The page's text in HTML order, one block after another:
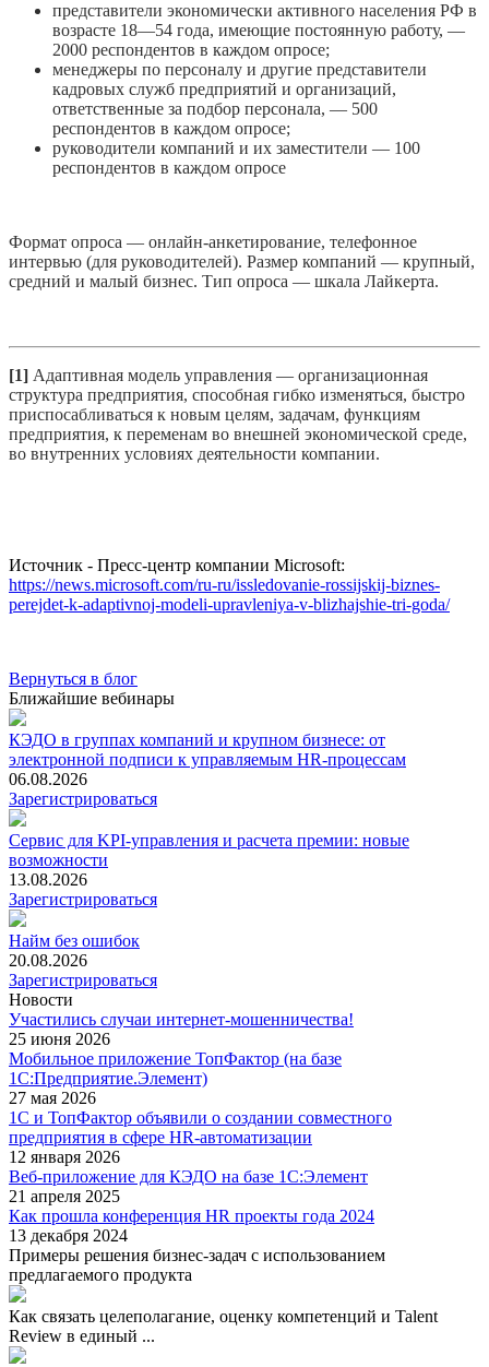
представители экономически активного населения РФ в
возрасте 18—54 года, имеющие постоянную работу, —
2000 респондентов в каждом опросе;
менеджеры по персоналу и другие представители
кадровых служб предприятий и организаций,
ответственные за подбор персонала, — 500
респондентов в каждом опросе;
руководители компаний и их заместители — 100
респондентов в каждом опросе
Формат опроса — онлайн-анкетирование, телефонное
интервью (для руководителей). Размер компаний — крупный,
средний и малый бизнес. Тип опроса — шкала Лайкерта.
[1] Адаптивная модель управления — организационная
структура предприятия, способная гибко изменяться, быстро
приспосабливаться к новым целям, задачам, функциям
предприятия, к переменам во внешней экономической среде,
во внутренних условиях деятельности компании.
Источник - Пресс-центр компании Microsoft:
https://news.microsoft.com/ru-ru/issledovanie-rossijskij-biznes-
perejdet-k-adaptivnoj-modeli-upravleniya-v-blizhajshie-tri-goda/
Вернуться в блог
Ближайшие вебинары
КЭДО в группах компаний и крупном бизнесе: от
электронной подписи к управляемым HR-процессам
06.08.2026
Зарегистрироваться
Сервис для KPI-управления и расчета премии: новые
возможности
13.08.2026
Зарегистрироваться
Найм без ошибок
20.08.2026
Зарегистрироваться
Новости
Участились случаи интернет-мошенничества!
25 июня 2026
Мобильное приложение ТопФактор (на базе
1С:Предприятие.Элемент)
27 мая 2026
1С и ТопФактор объявили о создании совместного
предприятия в сфере HR-автоматизации
12 января 2026
Веб-приложение для КЭДО на базе 1С:Элемент
21 апреля 2025
Как прошла конференция HR проекты года 2024
13 декабря 2024
Примеры решения бизнес-задач с использованием
предлагаемого продукта
Как связать целеполагание, оценку компетенций и Talent
Review в единый ...